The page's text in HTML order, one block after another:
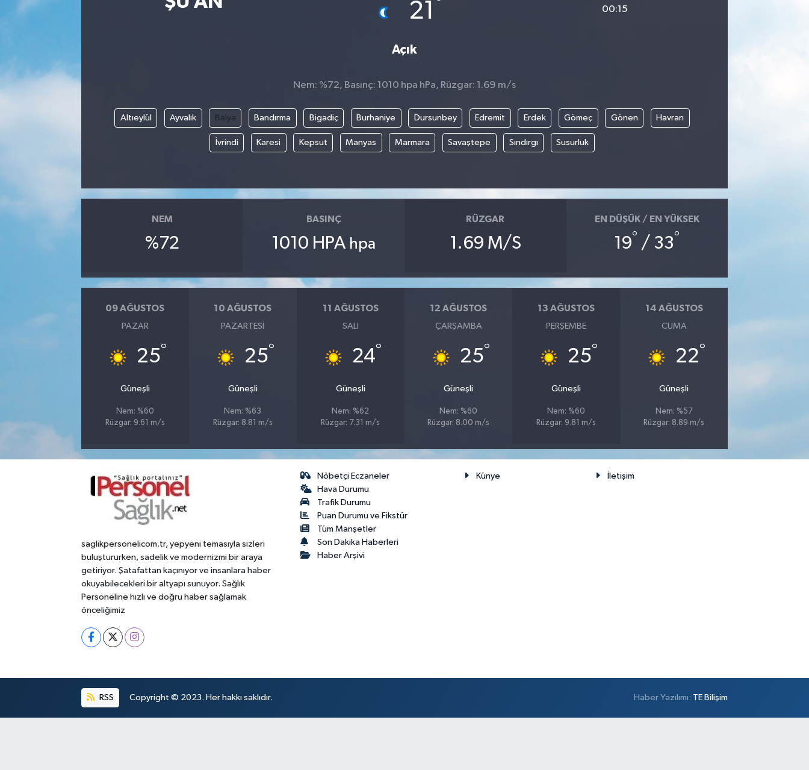
21
Açık
00:15
Nem: %72, Basınç: 1010 hpa hPa, Rüzgar: 1.69 m/s
Altıeylül Ayvalık Balya Bandırma Bigadiç Burhaniye Dursunbey Edremit Erdek Gömeç Gönen Havran
İvrindi Karesi Kepsut Manyas Marmara Savaştepe Sındırgı Susurluk
NEM
%72
BASINÇ
1010 HPA hpa
RÜZGAR
1.69 M/S
EN DÜŞÜK / EN YÜKSEK
19° / 33°
09 AĞUSTOS
PAZAR
25°
Güneşli
Nem: %60
Rüzgar: 9.61 m/s
10 AĞUSTOS
PAZARTESI
25°
Güneşli
Nem: %63
Rüzgar: 8.81 m/s
11 AĞUSTOS
SALI
24°
Güneşli
Nem: %62
Rüzgar: 7.31 m/s
12 AĞUSTOS
ÇARŞAMBA
25°
Güneşli
Nem: %60
Rüzgar: 8.00 m/s
13 AĞUSTOS
PERŞEMBE
25°
Güneşli
Nem: %60
Rüzgar: 9.81 m/s
14 AĞUSTOS
CUMA
22°
Güneşli
Nem: %57
Rüzgar: 8.89 m/s
saglikpersonelicom.tr, yepyeni temasıyla sizleri
buluştururken, sadelik ve modernizmi bir araya
getiriyor. Şatafattan kaçınıyor ve insanlara haber
okuyabilecekleri bir altyapı sunuyor. Sağlık
Personeline hızlı ve doğru haber sağlamak
önceliğimiz
Nöbetçi Eczaneler
Hava Durumu
Trafik Durumu
Puan Durumu ve Fikstür
Tüm Manşetler
Son Dakika Haberleri
Haber Arşivi
Künye İletişim
RSS Copyright © 2023. Her hakkı saklıdır. Haber Yazılımı: TE Bilişim